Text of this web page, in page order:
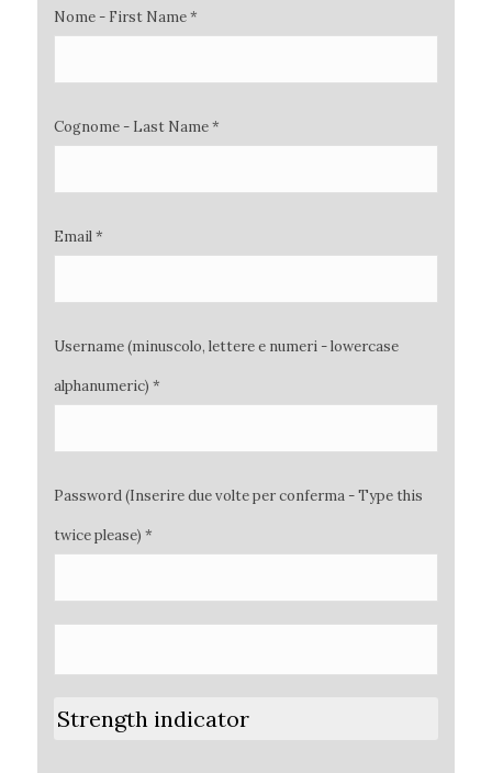
Nome - First Name *
Cognome - Last Name *
Email *
Username (minuscolo, lettere e numeri - lowercase
alphanumeric) *
Password (Inserire due volte per conferma - Type this
twice please) *
Strength indicator